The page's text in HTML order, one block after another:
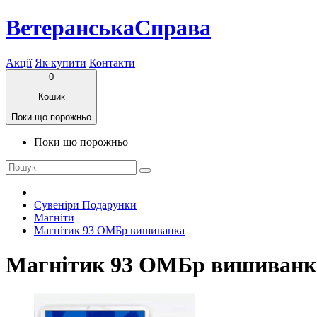
ВетеранськаСправа
Акції Як купити Контакти
0
Кошик
Поки що порожньо
Поки що порожньо
Сувеніри Подарунки
Магніти
Магнітик 93 ОМБр вишиванка
Магнітик 93 ОМБр